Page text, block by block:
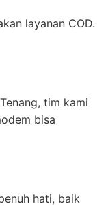
layanan COD.
tim kami
bisa
hati, baik